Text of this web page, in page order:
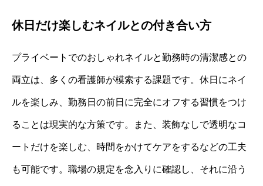
休日だけ楽しむネイルとの付き合い方
プライベートでのおしゃれネイルと勤務時の清潔感との
両立は、多くの看護師が模索する課題です。休日にネイ
ルを楽しみ、勤務日の前日に完全にオフする習慣をつけ
ることは現実的な方策です。また、装飾なしで透明なコ
ートだけを楽しむ、時間をかけてケアをするなどの工夫
も可能です。職場の規定を念入りに確認し、それに沿う